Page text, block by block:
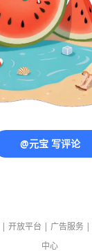
@元宝 写评论
| 开放平台 | 广告服务 |
中心